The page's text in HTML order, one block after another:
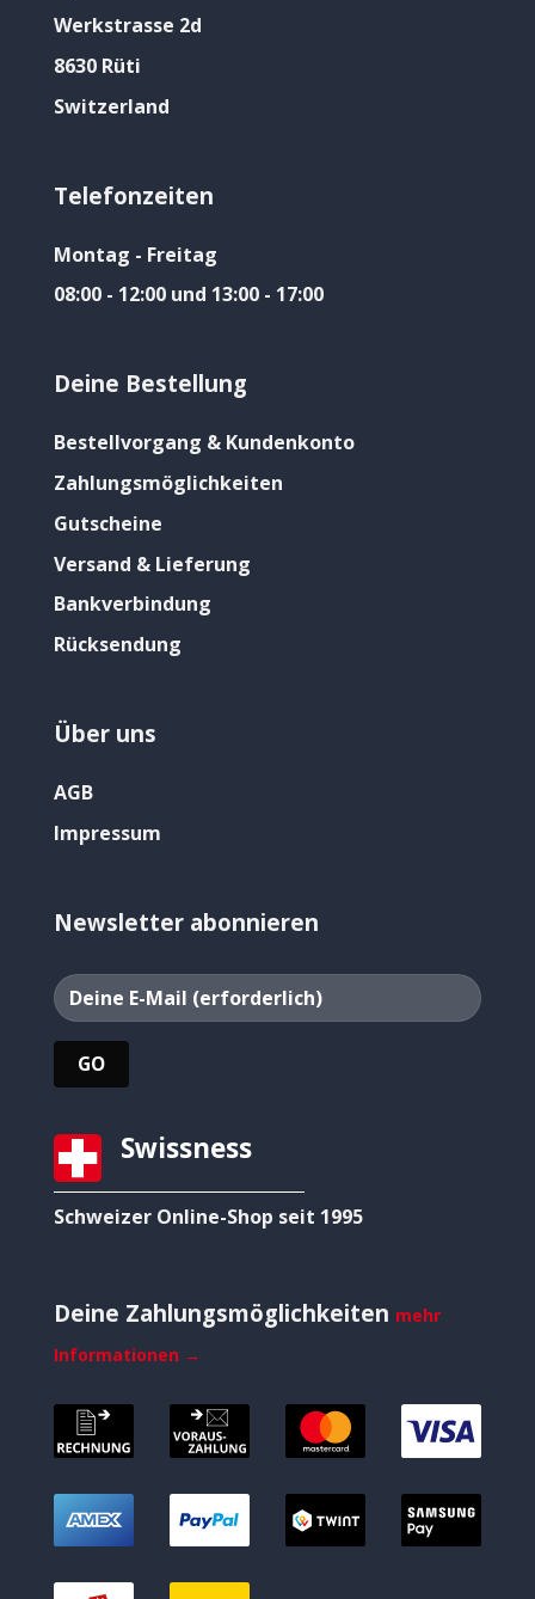
Werkstrasse 2d
8630 Rüti
Switzerland
Telefonzeiten
Montag - Freitag
08:00 - 12:00 und 13:00 - 17:00
Deine Bestellung
Bestellvorgang & Kundenkonto
Zahlungsmöglichkeiten
Gutscheine
Versand & Lieferung
Bankverbindung
Rücksendung
Über uns
AGB
Impressum
Newsletter abonnieren
Swissness
Schweizer Online-Shop seit 1995
Deine Zahlungsmöglichkeiten mehr
Informationen →